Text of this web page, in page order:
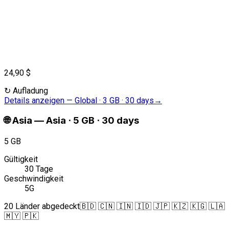
24,90 $
↻ Aufladung
Details anzeigen — Global · 3 GB · 30 days →
🌐Asia —Asia · 5 GB · 30 days
5 GB
Gültigkeit
30 Tage
Geschwindigkeit
5G
20 Länder abgedeckt🇧🇩 🇨🇳 🇮🇳 🇮🇩 🇯🇵 🇰🇿 🇰🇬 🇱🇦
🇲🇾 🇵🇰